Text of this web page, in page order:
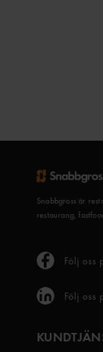
Snabbgross är
restaurang,
Följ oss
Följ oss